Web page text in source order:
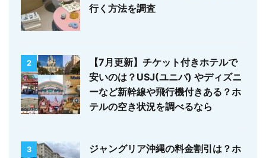
行く方法を調査
2
【7月更新】チケット付きホテルで
安いのは？USJ(ユニバ) やディズニ
ーなど新幹線や飛行機付きある？ホ
テルの空き状況を調べるなら
3
ジャングリア沖縄の料金割引は？ホ